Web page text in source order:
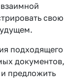
свою
подходящего
документов,
предложить